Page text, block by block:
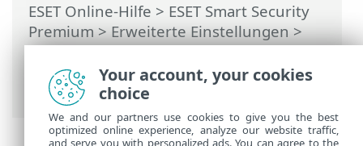
ESET Online-Hilfe > ESET Smart Security
Premium>Erweiterte Einstellungen>
Schutzfunktionen>Gerätesteuerung>
Webcam-Schutz> Regel-Editor für den
Webcam-Schutz
Your account, your cookies
choice
We and our partners use cookies to give you the best
optimized online experience, analyze our website traffic,
and serve you with personalized ads. You can agree to the